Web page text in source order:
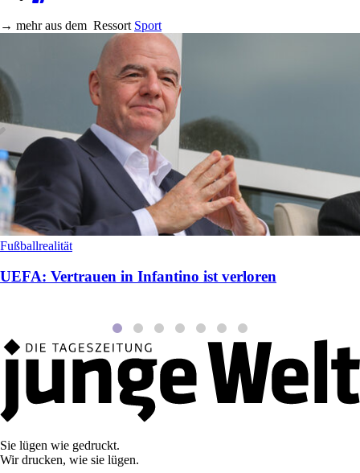
→ mehr aus dem Ressort Sport
Fußballrealität
UEFA: Vertrauen in Infantino ist verloren
Sie lügen wie gedruckt.
Wir drucken, wie sie lügen.